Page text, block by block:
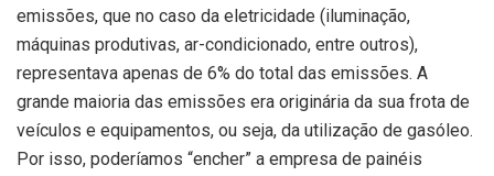
emissões, que no caso da eletricidade (iluminação,
máquinas produtivas, ar-condicionado, entre outros),
representava apenas de 6% do total das emissões. A
grande maioria das emissões era originária da sua frota de
veículos e equipamentos, ou seja, da utilização de gasóleo.
Por isso, poderíamos “encher” a empresa de painéis